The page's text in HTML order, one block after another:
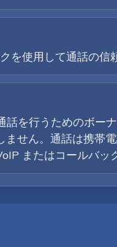
使用して通話の信
を行うためのボー
せん。通話は携帯
またはコールバッ